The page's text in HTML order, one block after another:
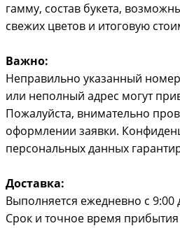
гамму, состав букета,
свежих цветов и итоговую
Важно:
Неправильно указанный
или неполный адрес могут
Пожалуйста, внимательно
оформлении заявки.
персональных данных
Доставка:
Выполняется ежедневно с 9:00
Срок и точное время прибытия